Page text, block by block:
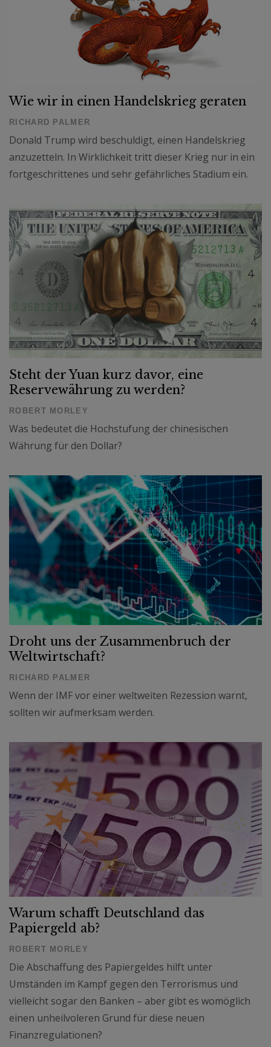
Wie wir in einen Handelskrieg geraten
RICHARD PALMER
Donald Trump wird beschuldigt, einen Handelskrieg
anzuzetteln. In Wirklichkeit tritt dieser Krieg nur in ein
fortgeschrittenes und sehr gefährliches Stadium ein.
Steht der Yuan kurz davor, eine
Reservewährung zu werden?
ROBERT MORLEY
Was bedeutet die Hochstufung der chinesischen
Währung für den Dollar?
Droht uns der Zusammenbruch der
Weltwirtschaft?
RICHARD PALMER
Wenn der IMF vor einer weltweiten Rezession warnt,
sollten wir aufmerksam werden.
Warum schafft Deutschland das
Papiergeld ab?
ROBERT MORLEY
Die Abschaffung des Papiergeldes hilft unter
Umständen im Kampf gegen den Terrorismus und
vielleicht sogar den Banken – aber gibt es womöglich
einen unheilvoleren Grund für diese neuen
Finanzregulationen?